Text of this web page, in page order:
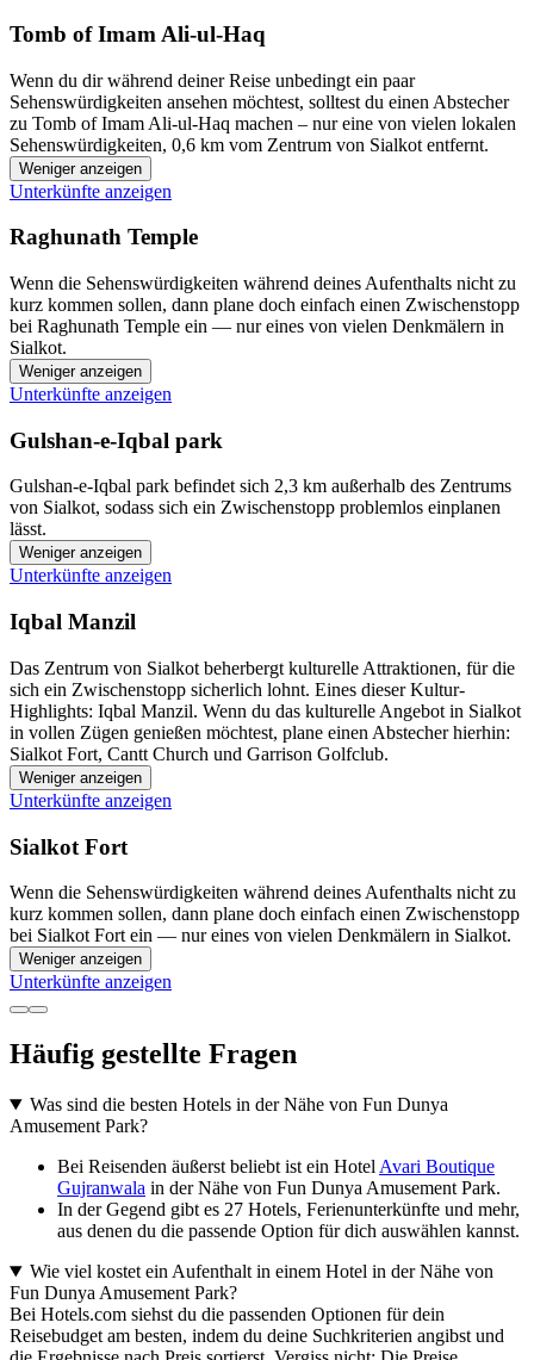
Tomb of Imam Ali-ul-Haq
Wenn du dir während deiner Reise unbedingt ein paar
Sehenswürdigkeiten ansehen möchtest, solltest du einen Abstecher
zu Tomb of Imam Ali-ul-Haq machen – nur eine von vielen lokalen
Sehenswürdigkeiten, 0,6 km vom Zentrum von Sialkot entfernt.
Weniger anzeigen
Unterkünfte anzeigen
Raghunath Temple
Wenn die Sehenswürdigkeiten während deines Aufenthalts nicht zu
kurz kommen sollen, dann plane doch einfach einen Zwischenstopp
bei Raghunath Temple ein — nur eines von vielen Denkmälern in
Sialkot.
Weniger anzeigen
Unterkünfte anzeigen
Gulshan-e-Iqbal park
Gulshan-e-Iqbal park befindet sich 2,3 km außerhalb des Zentrums
von Sialkot, sodass sich ein Zwischenstopp problemlos einplanen
lässt.
Weniger anzeigen
Unterkünfte anzeigen
Iqbal Manzil
Das Zentrum von Sialkot beherbergt kulturelle Attraktionen, für die
sich ein Zwischenstopp sicherlich lohnt. Eines dieser Kultur-
Highlights: Iqbal Manzil. Wenn du das kulturelle Angebot in Sialkot
in vollen Zügen genießen möchtest, plane einen Abstecher hierhin:
Sialkot Fort, Cantt Church und Garrison Golfclub.
Weniger anzeigen
Unterkünfte anzeigen
Sialkot Fort
Wenn die Sehenswürdigkeiten während deines Aufenthalts nicht zu
kurz kommen sollen, dann plane doch einfach einen Zwischenstopp
bei Sialkot Fort ein — nur eines von vielen Denkmälern in Sialkot.
Weniger anzeigen
Unterkünfte anzeigen
Häufig gestellte Fragen
Was sind die besten Hotels in der Nähe von Fun Dunya
Amusement Park?
Bei Reisenden äußerst beliebt ist ein Hotel Avari Boutique
Gujranwala in der Nähe von Fun Dunya Amusement Park.
In der Gegend gibt es 27 Hotels, Ferienunterkünfte und mehr,
aus denen du die passende Option für dich auswählen kannst.
Wie viel kostet ein Aufenthalt in einem Hotel in der Nähe von
Fun Dunya Amusement Park?
Bei Hotels.com siehst du die passenden Optionen für dein
Reisebudget am besten, indem du deine Suchkriterien angibst und